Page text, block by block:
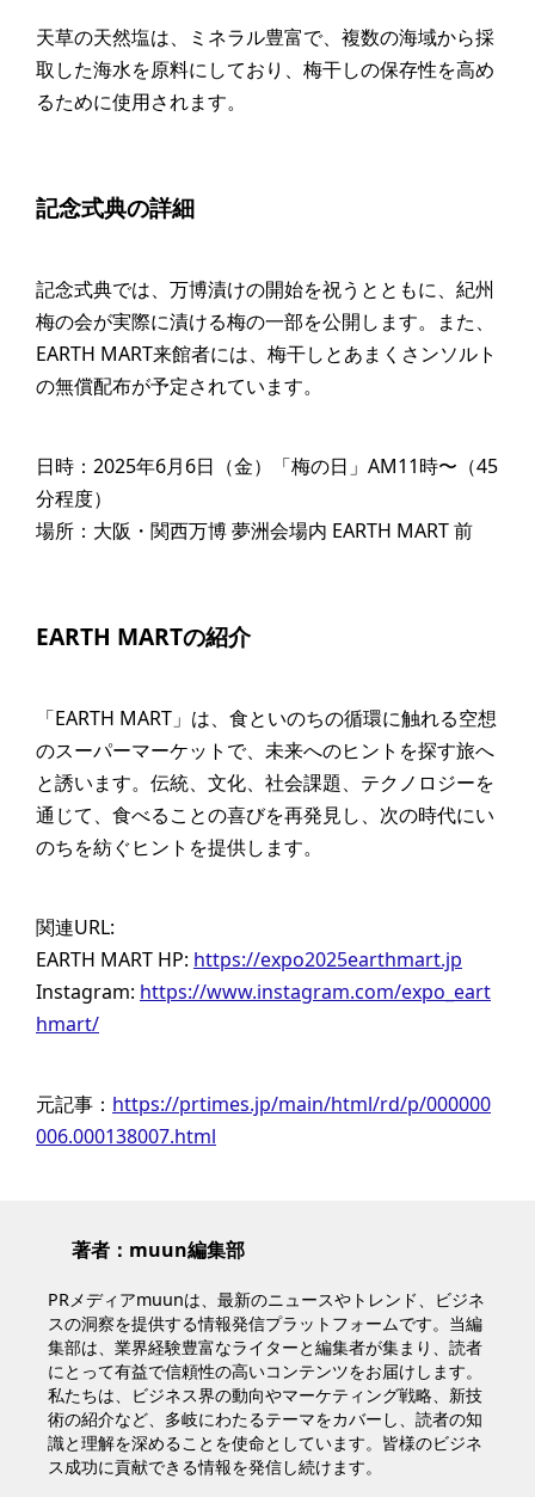
天草の天然塩は、ミネラル豊富で、複数の海域から採
取した海水を原料にしており、梅干しの保存性を高め
るために使用されます。
記念式典の詳細
記念式典では、万博漬けの開始を祝うとともに、紀州
梅の会が実際に漬ける梅の一部を公開します。また、
EARTH MART来館者には、梅干しとあまくさンソルト
の無償配布が予定されています。
日時：2025年6月6日（金）「梅の日」AM11時〜（45
分程度）
場所：大阪・関西万博 夢洲会場内 EARTH MART 前
EARTH MARTの紹介
「EARTH MART」は、食といのちの循環に触れる空想
のスーパーマーケットで、未来へのヒントを探す旅へ
と誘います。伝統、文化、社会課題、テクノロジーを
通じて、食べることの喜びを再発見し、次の時代にい
のちを紡ぐヒントを提供します。
関連URL:
EARTH MART HP: https://expo2025earthmart.jp
Instagram: https://www.instagram.com/expo_eart
hmart/
元記事： https://prtimes.jp/main/html/rd/p/000000
006.000138007.html
著者：muun編集部
PRメディアmuunは、最新のニュースやトレンド、ビジネ
スの洞察を提供する情報発信プラットフォームです。当編
集部は、業界経験豊富なライターと編集者が集まり、読者
にとって有益で信頼性の高いコンテンツをお届けします。
私たちは、ビジネス界の動向やマーケティング戦略、新技
術の紹介など、多岐にわたるテーマをカバーし、読者の知
識と理解を深めることを使命としています。皆様のビジネ
ス成功に貢献できる情報を発信し続けます。